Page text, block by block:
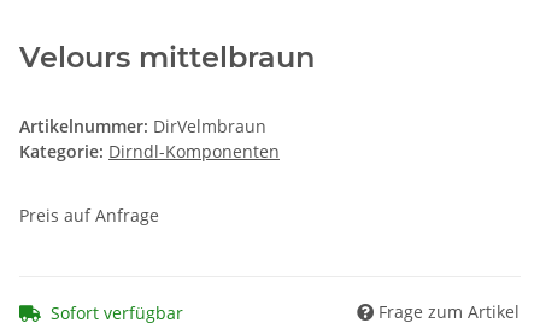
Velours mittelbraun
Artikelnummer: DirVelmbraun
Kategorie: Dirndl-Komponenten
Preis auf Anfrage
Sofort verfügbar Frage zum Artikel